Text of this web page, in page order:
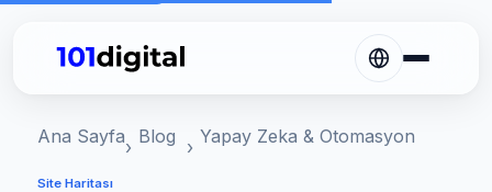
Ana Sayfa Blog Yapay Zeka & Otomasyon
Site Haritası